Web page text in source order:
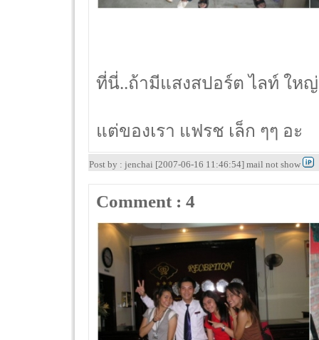
ที่นี่..ถ้ามีแสงสปอร์ต ไลท์ ให
แต่ของเรา แฟรช เล็ก ๆๆ อะ
Post by : jenchai [2007-06-16 11:46:54] mail not show
Comment : 4